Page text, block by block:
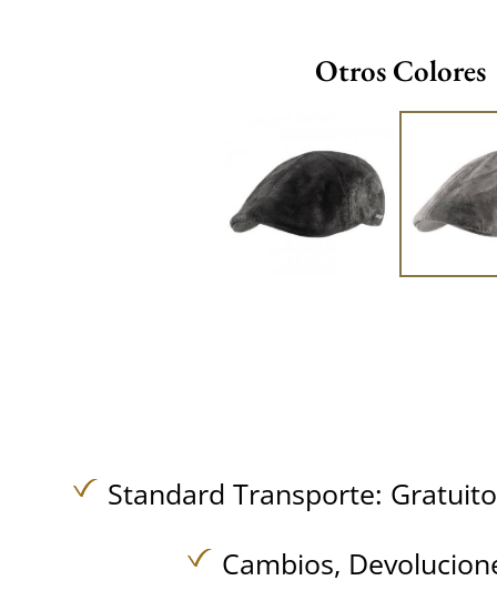
Otros Colores
Standard Transporte:
Cambios,